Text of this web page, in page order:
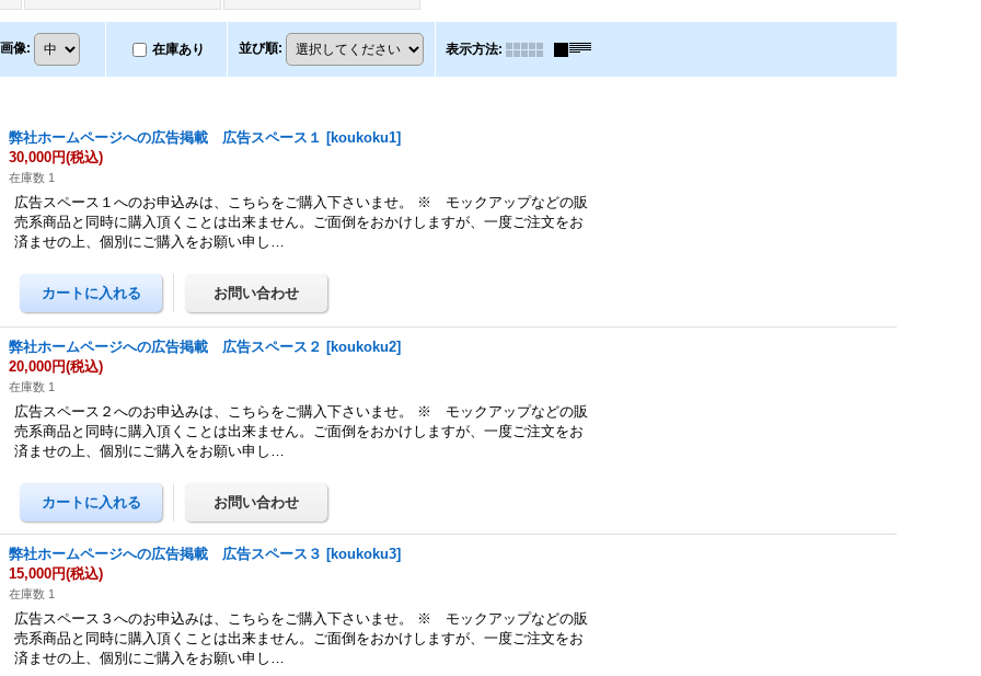
画像: 在庫あり 並び順: 表示方法:
弊社ホームページへの広告掲載 広告スペース１ [koukoku1]
30,000円(税込)
在庫数 1
広告スペース１へのお申込みは、こちらをご購入下さいませ。 ※ モックアップなどの販
売系商品と同時に購入頂くことは出来ません。ご面倒をおかけしますが、一度ご注文をお
済ませの上、個別にご購入をお願い申し…
弊社ホームページへの広告掲載 広告スペース２ [koukoku2]
20,000円(税込)
在庫数 1
広告スペース２へのお申込みは、こちらをご購入下さいませ。 ※ モックアップなどの販
売系商品と同時に購入頂くことは出来ません。ご面倒をおかけしますが、一度ご注文をお
済ませの上、個別にご購入をお願い申し…
弊社ホームページへの広告掲載 広告スペース３ [koukoku3]
15,000円(税込)
在庫数 1
広告スペース３へのお申込みは、こちらをご購入下さいませ。 ※ モックアップなどの販
売系商品と同時に購入頂くことは出来ません。ご面倒をおかけしますが、一度ご注文をお
済ませの上、個別にご購入をお願い申し…